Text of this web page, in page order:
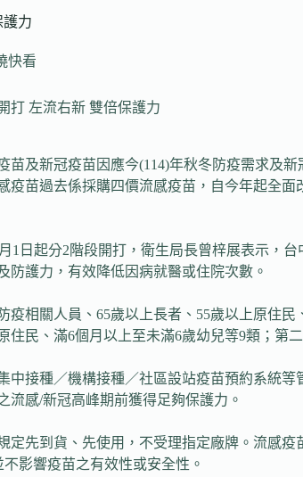
力
快看
打 左流右新 雙倍保護力
苗及新冠疫苗因應今(114)年秋冬防疫需求及
苗過去係採購四價流感疫苗，自今年起全
日起分2階段開打，衛生局長曾梓展表示，
防護力，有效降低因病就醫或住院次數。
疫相關人員、65歲以上長者、55歲以上原住
住民、滿6個月以上至未滿6歲幼兒等9類；第
種／機構接種／社區設站疫苗預約系統等
流感/新冠高峰期前獲得足夠保護力。
到貨、先使用，不受理指定廠牌。流感疫
影響疫苗之有效性或安全性。